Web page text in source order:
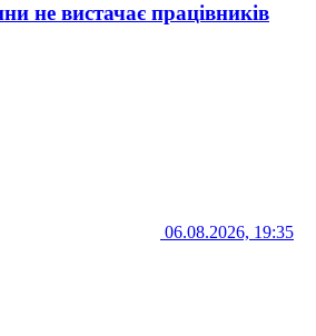
не вистачає працівників
06.08.2026, 19:35